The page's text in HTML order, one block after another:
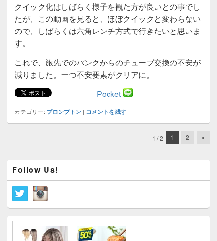
クイック化はしばらく様子を観た方が良いとの事でし
たが、この動画を見ると、ほぼクイックと変わらない
ので、しばらくは六角レンチ方式で行きたいと思いま
す。
これで、旅先でのパンクからのチューブ交換の不安が
減りました。一つ不安要素がクリアに。
Pocket
カテゴリー: ブロンプトン | コメントを残す
ビ
ゲ
ー
シ
ョ
ン
1 / 2 1 2 »
イ
ン
サ
ド
ー
Follow Us!